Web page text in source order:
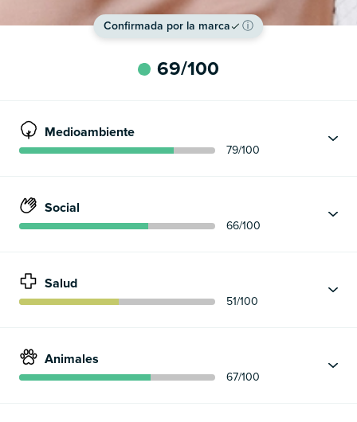
Confirmada por la marca ⓘ
69/100
Medioambiente
79/100
Social
66/100
Salud
51/100
Animales
67/100